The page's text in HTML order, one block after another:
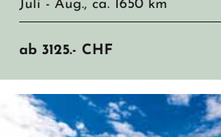
Juli - Aug., ca. 1650 km
ab 3125.- CHF